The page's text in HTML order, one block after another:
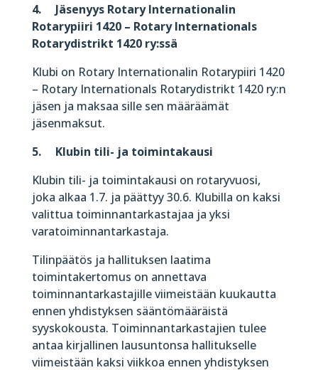
4. Jäsenyys Rotary Internationalin
Rotarypiiri 1420 – Rotary Internationals
Rotarydistrikt 1420 ry:ssä
Klubi on Rotary Internationalin Rotarypiiri 1420
– Rotary Internationals Rotarydistrikt 1420 ry:n
jäsen ja maksaa sille sen määräämät
jäsenmaksut.
5. Klubin tili- ja toimintakausi
Klubin tili- ja toimintakausi on rotaryvuosi,
joka alkaa 1.7. ja päättyy 30.6. Klubilla on kaksi
valittua toiminnantarkastajaa ja yksi
varatoiminnantarkastaja.
Tilinpäätös ja hallituksen laatima
toimintakertomus on annettava
toiminnantarkastajille viimeistään kuukautta
ennen yhdistyksen sääntömääräistä
syyskokousta. Toiminnantarkastajien tulee
antaa kirjallinen lausuntonsa hallitukselle
viimeistään kaksi viikkoa ennen yhdistyksen